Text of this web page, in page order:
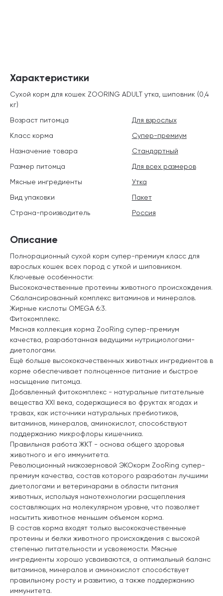
Описание
Полнорационный сухой корм супер-премиум класс для
взрослых кошек всех пород с уткой и шиповником.
Ключевые особенности:
Высококачественные протеины животного происхождения.
Сбалансированный комплекс витаминов и минералов.
Жирные кислоты OMEGA 6:3.
Фитокомплекс.
Мясная коллекция корма ZooRing супер-премиум
качества, разработанная ведущими нутрициологами-
диетологами.
Ещё больше высококачественных животных ингредиентов в
корме обеспечивает полноценное питание и быстрое
насыщение питомца.
Добавленный фитокомплекс - натуральные питательные
вещества XXI века, содержащиеся во фруктах ягодах и
травах, как источники натуральных пребиотиков,
витаминов, минералов, аминокислот, способствуют
поддержанию микрофлоры кишечника.
Правильная работа ЖКТ - основа общего здоровья
животного и его иммунитета.
Революционный низкозерновой ЭКОкорм ZooRing супер-
премиум качества, состав которого разработан лучшими
диетологами и ветеринарами в области питания
животных, используя нанотехнологии расщепления
составляющих на молекулярном уровне, что позволяет
насытить животное меньшим объемом корма.
В состав корма входят только высококачественные
протеины и белки животного происхождения с высокой
степенью питательности и усвояемости. Мясные
ингредиенты хорошо усваиваются, а оптимальный баланс
витаминов, минералов и аминокислот способствует
правильному росту и развитию, а также поддержанию
иммунитета.
Характеристики
Сухой корм для кошек ZOORING ADULT утка, шиповник (0,4
кг)
Возраст питомца
Для взрослых
Класс корма
Супер-премиум
Назначение товара
Стандартный
Размер питомца
Для всех размеров
Мясные ингредиенты
Утка
Вид упаковки
Пакет
Страна-производитель
Россия